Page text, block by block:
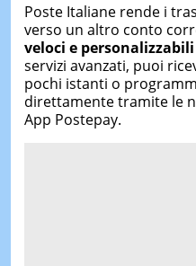
Poste Italiane rende i
verso un altro conto
veloci e personalizzabili
servizi avanzati, puoi
pochi istanti o
direttamente tramite le
App Postepay.